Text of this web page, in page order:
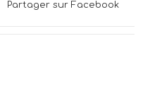
Partager sur Facebook